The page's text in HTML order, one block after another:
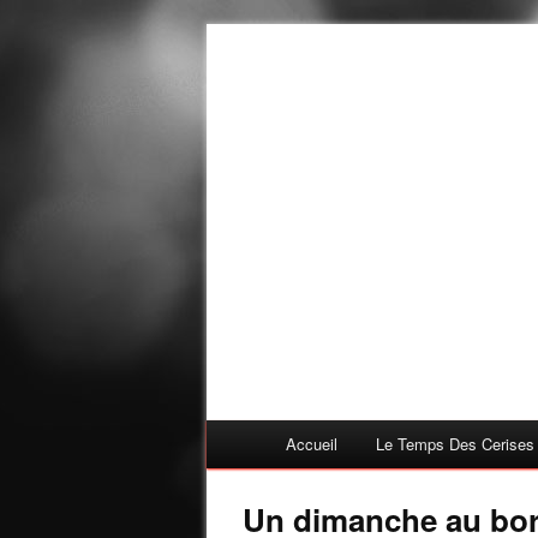
Accueil Le Temps Des Cerises
Un dimanche au